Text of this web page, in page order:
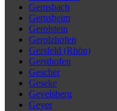
Gernsbach
Gernsheim
Gerolstein
Gerolzhofen
Gersfeld (Rhön)
Gersthofen
Gescher
Geseke
Gevelsberg
Geyer